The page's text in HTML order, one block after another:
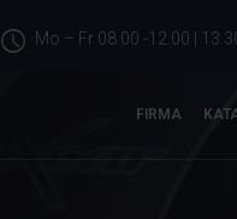
Mo – Fr 08.00 -12.00 |
FIRMA